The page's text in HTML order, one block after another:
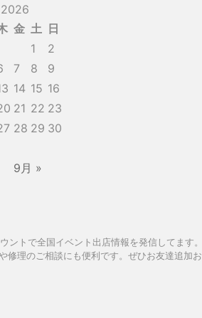
金 土 日
1
2
7 8
9
14 15 16
21 22 23
28 29 30
9月 »
ントで全国イベント出店情報を発信してます。
修理のご相談にも便利です。ぜひお友達追加お